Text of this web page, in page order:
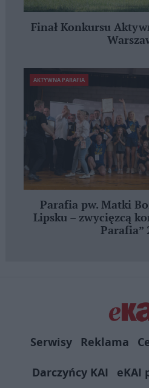
Finał Konkursu
AKTYWNA PARAFIA
Parafia pw. Matki
Lipsku – zwycięzcą
Parafia”
Serwisy Reklama
Darczyńcy KAI
eKAI